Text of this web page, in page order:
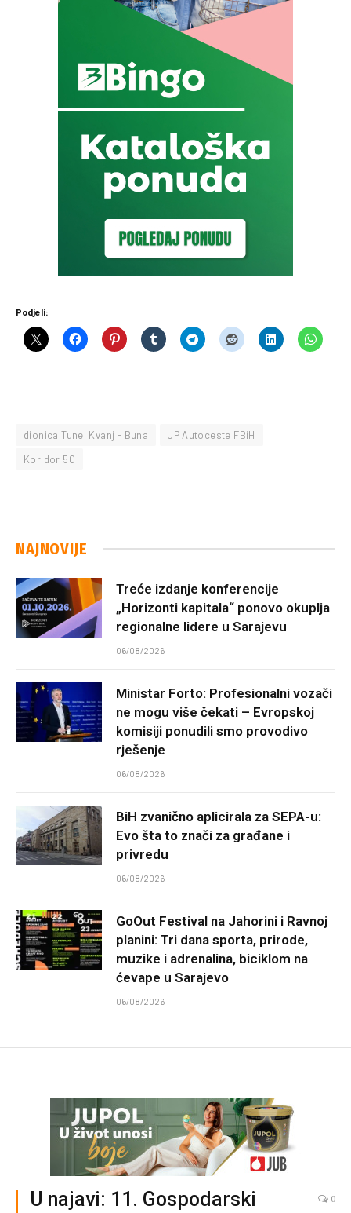
Podjeli:
dionica Tunel Kvanj - Buna
JP Autoceste FBiH
Koridor 5C
NAJNOVIJE
Treće izdanje konferencije
„Horizonti kapitala“ ponovo okuplja
regionalne lidere u Sarajevu
06/08/2026
Ministar Forto: Profesionalni vozači
ne mogu više čekati – Evropskoj
komisiji ponudili smo provodivo
rješenje
06/08/2026
BiH zvanično aplicirala za SEPA-u:
Evo šta to znači za građane i
privredu
06/08/2026
GoOut Festival na Jahorini i Ravnoj
planini: Tri dana sporta, prirode,
muzike i adrenalina, biciklom na
ćevape u Sarajevo
06/08/2026
U najavi: 11. Gospodarski
0